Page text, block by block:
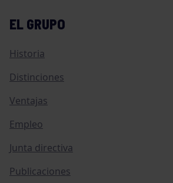
EL GRUPO
Historia
Distinciones
Ventajas
Empleo
Junta directiva
Publicaciones